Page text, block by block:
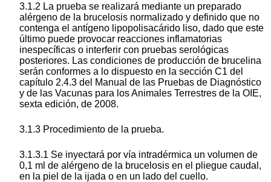
3.1.2 La prueba se realizará mediante un preparado
alérgeno de la brucelosis normalizado y definido que no
contenga el antígeno lipopolisacárido liso, dado que este
último puede provocar reacciones inflamatorias
inespecíficas o interferir con pruebas serológicas
posteriores. Las condiciones de producción de brucelina
serán conformes a lo dispuesto en la sección C1 del
capítulo 2.4.3 del Manual de las Pruebas de Diagnóstico
y de las Vacunas para los Animales Terrestres de la OIE,
sexta edición, de 2008.
3.1.3 Procedimiento de la prueba.
3.1.3.1 Se inyectará por vía intradérmica un volumen de
0,1 ml de alérgeno de la brucelosis en el pliegue caudal,
en la piel de la ijada o en un lado del cuello.